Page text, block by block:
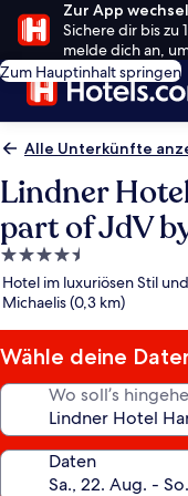
Zur App
Sichere dir bis zu
melde dich an,
Zum Hauptinhalt springen
Alle Unterkünfte
Lindner
part of JdV
4.5-
Sterne-
Unterkunft
Hotel im luxuriösen Stil
Michaelis (0,3 km)
Wähle deine
Wo soll’s
Daten